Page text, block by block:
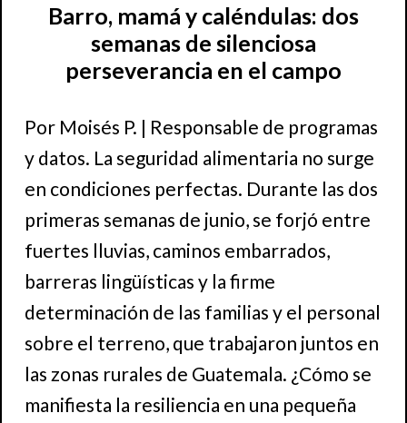
Barro, mamá y caléndulas: dos
semanas de silenciosa
perseverancia en el campo
Por Moisés P. | Responsable de programas
y datos. La seguridad alimentaria no surge
en condiciones perfectas. Durante las dos
primeras semanas de junio, se forjó entre
fuertes lluvias, caminos embarrados,
barreras lingüísticas y la firme
determinación de las familias y el personal
sobre el terreno, que trabajaron juntos en
las zonas rurales de Guatemala. ¿Cómo se
manifiesta la resiliencia en una pequeña